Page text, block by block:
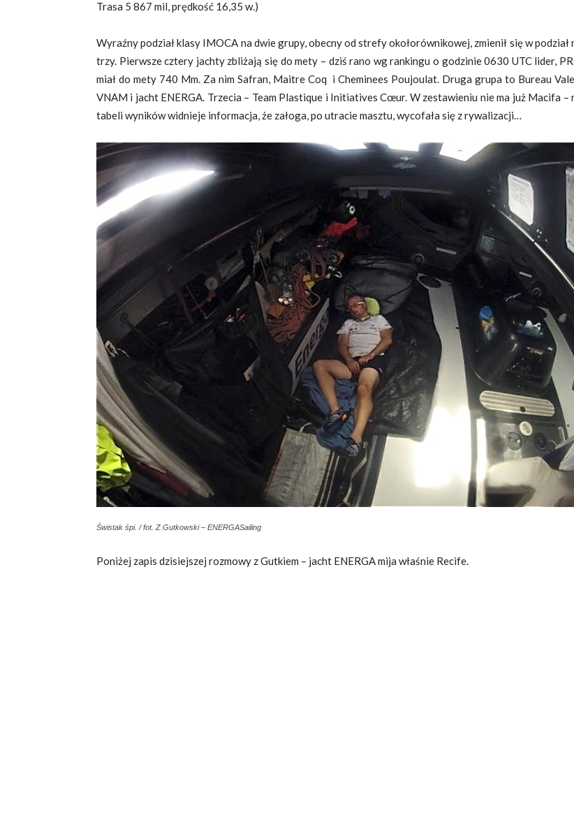
Trasa 5 867 mil, prędkość 16,35 w.)
Wyraźny podział klasy IMOCA na dwie grupy, obecny od strefy okołorównikowej, zmienił się w podział
trzy. Pierwsze cztery jachty zbliżają się do mety – dziś rano wg rankingu o godzinie 0630 UTC lider,
miał do mety 740 Mm. Za nim Safran, Maitre Coq i Cheminees Poujoulat. Druga grupa to Bureau
VNAM i jacht ENERGA. Trzecia – Team Plastique i Initiatives Cœur. W zestawieniu nie ma już Macifa –
tabeli wyników widnieje informacja, że załoga, po utracie masztu, wycofała się z rywalizacji…
Świstak śpi. / fot. Z.Gutkowski – ENERGASailing
Poniżej zapis dzisiejszej rozmowy z Gutkiem – jacht ENERGA mija właśnie Recife.